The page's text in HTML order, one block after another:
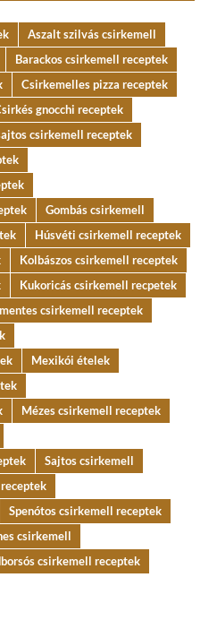
Aszalt szilvás csirkemell
Barackos csirkemell receptek
Csirkemelles pizza receptek
gnocchi receptek
csirkemell receptek
Gombás csirkemell
Húsvéti csirkemell receptek
Kolbászos csirkemell receptek
Kukoricás csirkemell recpetek
csirkemell receptek
Mexikói ételek
Mézes csirkemell receptek
Sajtos csirkemell
Spenótos csirkemell receptek
csirkemell
csirkemell receptek